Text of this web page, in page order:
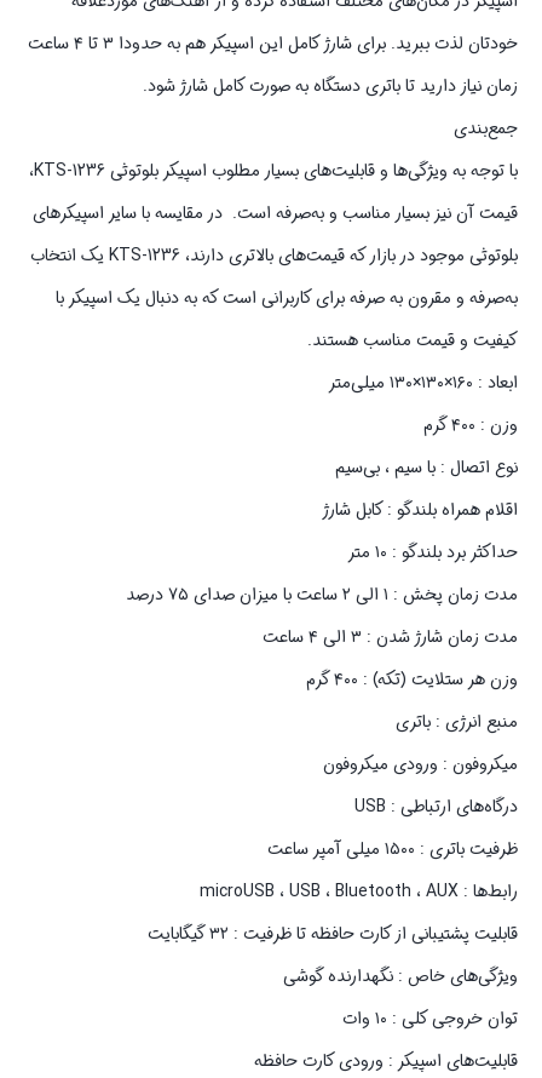
خودتان لذت ببرید. برای شارژ کامل این اسپیکر هم به حدودا ۳ تا ۴ ساعت
زمان نیاز دارید تا باتری دستگاه به صورت کامل شارژ شود.
جمع‌‌بندی
با توجه به ویژگی‌ها و قابلیت‌های بسیار مطلوب اسپیکر بلوتوثی KTS-1236،
قیمت آن نیز بسیار مناسب و به‌صرفه است. در مقایسه با سایر اسپیکرهای
بلوتوثی موجود در بازار که قیمت‌های بالاتری دارند، KTS-1236 یک انتخاب
به‌صرفه و مقرون به صرفه برای کاربرانی است که به دنبال یک اسپیکر با
کیفیت و قیمت مناسب هستند.
ابعاد : ۱۶۰×۱۳۰×۱۳۰ میلی‌متر
وزن : ۴۰۰ گرم
نوع اتصال : با سیم ، بی‌سیم
اقلام همراه بلندگو : کابل شارژ
حداکثر برد بلندگو : ۱۰ متر
مدت زمان پخش : ۱ الی ۲ ساعت با میزان صدای ۷۵ درصد
مدت زمان شارژ شدن : ۳ الی ۴ ساعت
وزن هر ستلایت (تکه) : ۴۰۰ گرم
منبع انرژی : باتری
میکروفون : ورودی میکروفون
درگاه‌های ارتباطی : USB
ظرفیت باتری : ۱۵۰۰ میلی آمپر ساعت
رابط‌ها : microUSB ، USB ، Bluetooth ، AUX
قابلیت پشتیبانی از کارت حافظه تا ظرفیت : ۳۲ گیگابایت
ویژگی‌های خاص : نگهدارنده گوشی
توان خروجی کلی : ۱۰ وات
قابلیت‌های اسپیکر : ورودی کارت حافظه